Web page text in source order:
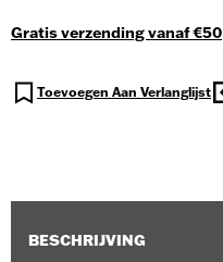
Gratis verzending vanaf €50
Toevoegen Aan Verlanglijst
BESCHRIJVING